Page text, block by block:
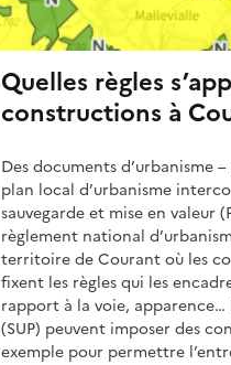
Quelles règles
constructions à
Des documents d’urbanisme
plan local d’urbanisme
sauvegarde et mise en valeur
règlement national
territoire de Courant où les
fixent les règles qui les
rapport à la voie, apparence…
(SUP) peuvent imposer des
exemple pour permettre